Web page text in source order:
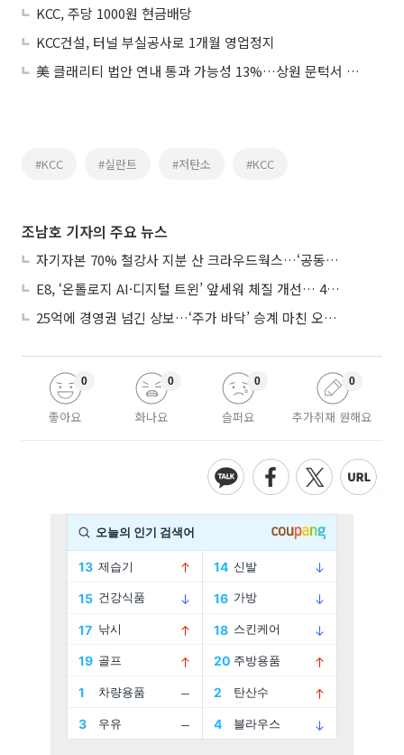
KCC, 주당 1000원 현금배당
KCC건설, 터널 부실공사로 1개월 영업정지
美 클래리티 법안 연내 통과 가능성 13%…상원 문턱서 제동
#KCC #실란트 #저탄소 #KCC
조남호 기자의 주요 뉴스
자기자본 70% 철강사 지분 산 크라우드웍스…‘공동경영’으로 AI 시너지 낼까
E8, ‘온톨로지 AI·디지털 트윈’ 앞세워 체질 개선… 4분기 흑자전환 총력
25억에 경영권 넘긴 상보…‘주가 바닥’ 승계 마친 오너 2세, 주가 부양 나설까
좋아요
0
화나요
0
슬퍼요
0
추가취재 원해요
0